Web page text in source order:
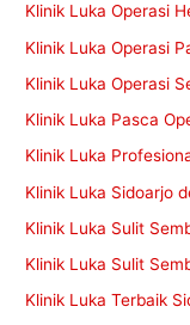
Klinik Luka Operasi
Klinik Luka Operasi
Klinik Luka Operasi
Klinik Luka Pasca
Klinik Luka
Klinik Luka Sidoarjo
Klinik Luka Sulit
Klinik Luka Sulit
Klinik Luka Terbaik